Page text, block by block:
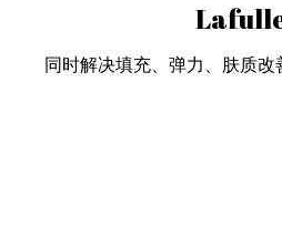
同时解决填充、弹力、肤质